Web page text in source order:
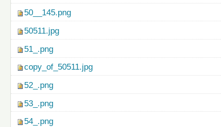
50__145.png
50511.jpg
51_.png
copy_of_50511.jpg
52_.png
53_.png
54_.png